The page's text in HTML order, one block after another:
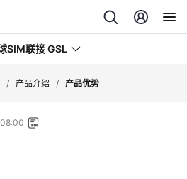
SIM联接 GSL
/ 产品介绍 / 产品优势